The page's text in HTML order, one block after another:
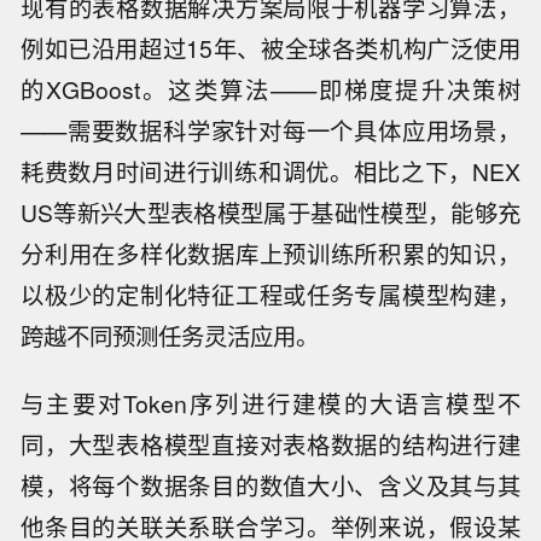
例如已沿用超过15年、被全球各类机构广泛使用
的XGBoost。这类算法——即梯度提升决策树
——需要数据科学家针对每一个具体应用场景，
耗费数月时间进行训练和调优。相比之下，NEX
US等新兴大型表格模型属于基础性模型，能够充
分利用在多样化数据库上预训练所积累的知识，
以极少的定制化特征工程或任务专属模型构建，
跨越不同预测任务灵活应用。
与主要对Token序列进行建模的大语言模型不
同，大型表格模型直接对表格数据的结构进行建
模，将每个数据条目的数值大小、含义及其与其
他条目的关联关系联合学习。举例来说，假设某